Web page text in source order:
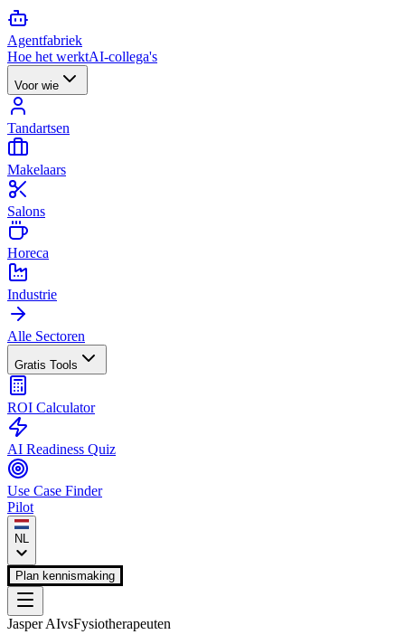
Agentfabriek
Hoe het werktAI-collega's
Voor wie
Tandartsen
Makelaars
Salons
Horeca
Industrie
Alle Sectoren
Gratis Tools
ROI Calculator
AI Readiness Quiz
Use Case Finder
Pilot
NL
Plan kennismaking
Jasper AIvsFysiotherapeuten